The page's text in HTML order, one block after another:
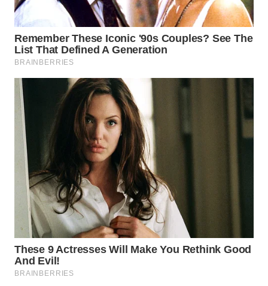
TAPANULI
SELATAN
WN
TANJUNG
KARO
SIMALUNGUN
WN
LABUHANBATU
WN
TAPANULI
TENGAH